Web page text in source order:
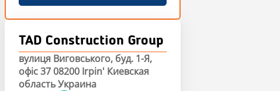
TAD Construction Group
вулиця Виговського, буд. 1-Я,
офiс 37 08200 Irpin' Киевская
область Украина